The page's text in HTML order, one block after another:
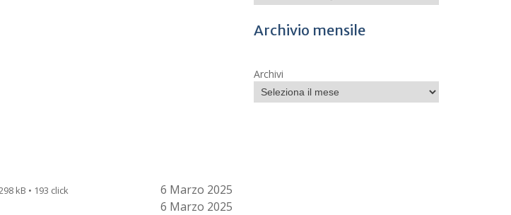
kB • 193 click
6 Marzo 2025
6 Marzo 2025
Archivio mensile
Archivi